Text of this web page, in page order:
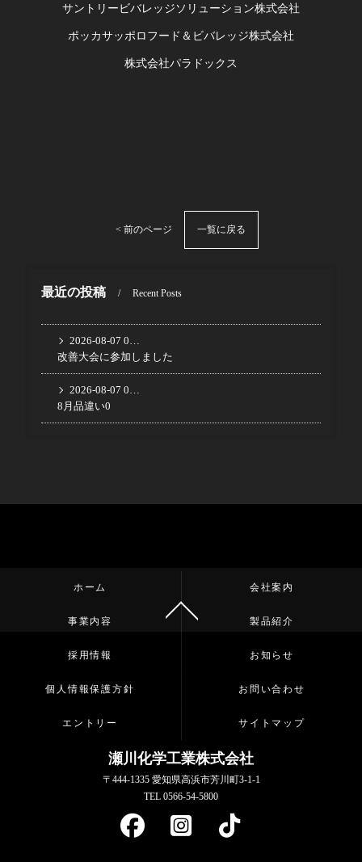
サントリービバレッジソリューション株式会社
ポッカサッポロフード＆ビバレッジ株式会社
株式会社パラドックス
< 前のページ 一覧に戻る
最近の投稿 Recent Posts
2026-08-07 08:05:48 UTC
改善大会に参加しました
2026-08-07 07:56:42 UTC
8月品違い0
ホーム 会社案内
事業内容 製品紹介
採用情報 お知らせ
個人情報保護方針 お問い合わせ
エントリー サイトマップ
瀬川化学工業株式会社
〒444-1335 愛知県高浜市芳川町3-1-1
TEL 0566-54-5800